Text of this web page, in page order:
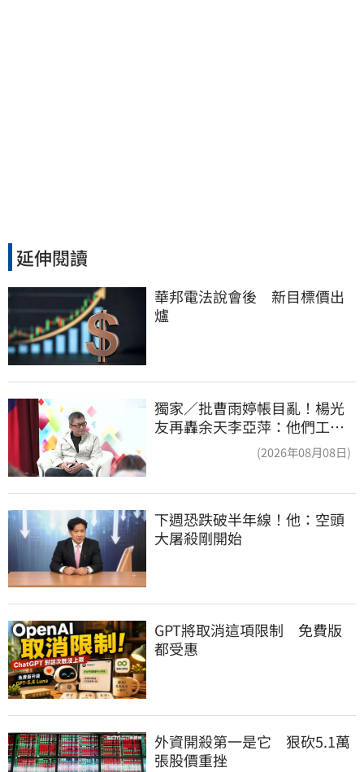
延伸閱讀
華邦電法說會後　新目標價出
爐
獨家／批曹雨婷帳目亂！楊光
友再轟余天李亞萍：他們工會
(2026年08月08日)
下週恐跌破半年線！他：空頭
大屠殺剛開始
GPT將取消這項限制　免費版
都受惠
外資開殺第一是它　狠砍5.1萬
張股價重挫